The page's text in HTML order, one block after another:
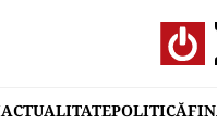
ACTUALITATEPOLITICĂ